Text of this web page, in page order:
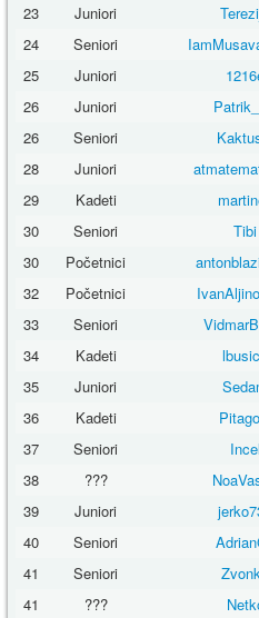
23
Juniori
24
Seniori
25
Juniori
26
Juniori
26
Seniori
28
Juniori
29
Kadeti
30
Seniori Tibi
30
Početnici
32
Početnici
33
Seniori
34
Kadeti
35
Juniori
36
Kadeti
37
Seniori Incel
38
???
39
Juniori
40
Seniori
41
Seniori
41
???